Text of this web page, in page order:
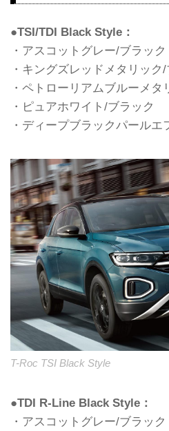
●TSI/TDI Black Style：
・アスコットグレー/ブラック
・キングズレッドメタリック/
・ペトローリアムブルーメタ
・ピュアホワイト/ブラック
・ディープブラックパール
T-Roc TSI Black Style
●TDI R-Line Black Style：
・アスコットグレー/ブラック